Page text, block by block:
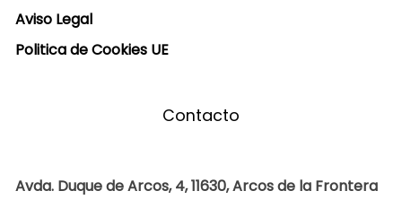
Aviso Legal
Politica de Cookies UE
Contacto
Avda. Duque de Arcos, 4, 11630, Arcos de la Frontera